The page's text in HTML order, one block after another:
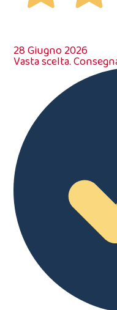
28 Giugno 2026
Vasta scelta.